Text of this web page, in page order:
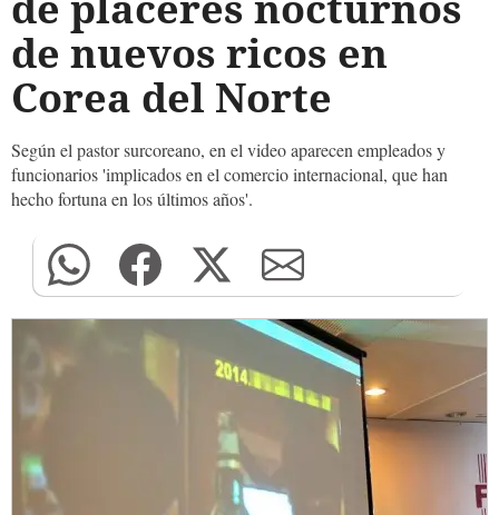
de nuevos ricos en
Corea del Norte
Según el pastor surcoreano, en el video aparecen empleados y
funcionarios 'implicados en el comercio internacional, que han
hecho fortuna en los últimos años'.